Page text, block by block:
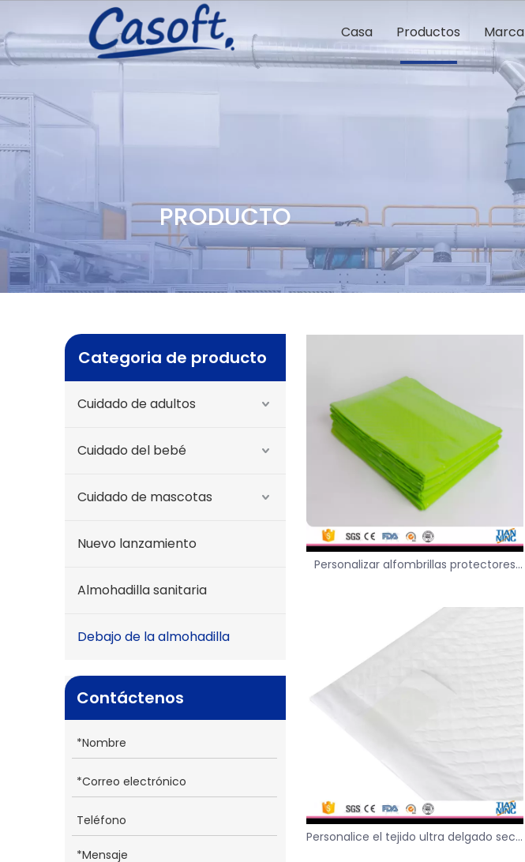
Casa Productos Marca
PRODUCTO
Categoria de producto
Cuidado de adultos
Cuidado del bebé
Cuidado de mascotas
Nuevo lanzamiento
Almohadilla sanitaria
Debajo de la almohadilla
Contáctenos
Personalizar alfombrillas protectores
pañales de mascotas
Personalice el tejido ultra delgado seco